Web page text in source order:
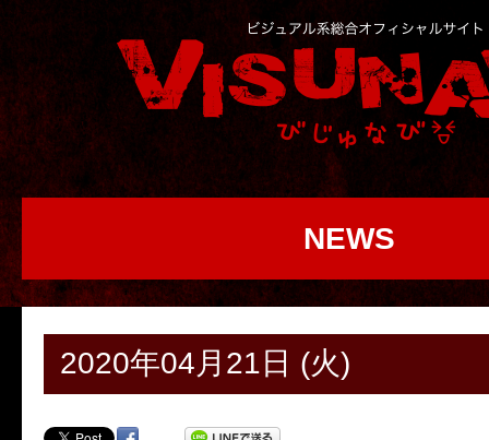
NEWS
2020年04月21日 (火)